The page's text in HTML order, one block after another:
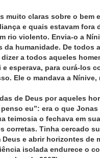
claras sobre o bem
e quais estavam fora
rio violento. Envia-o a
humanidade. De todos
a todos aqueles
esperava, para curá-los
Ele o mandava a Nínive,
de Deus por aqueles
eu”: era o que Jonas
teimosia o fechava em
corretas. Tinha cercado
e abrir horizontes de
isolada endurece o